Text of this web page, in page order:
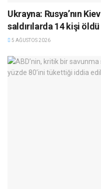
Ukrayna: Rusya’nın
saldırılarda 14 kişi öldü
5 AĞUSTOS 2026